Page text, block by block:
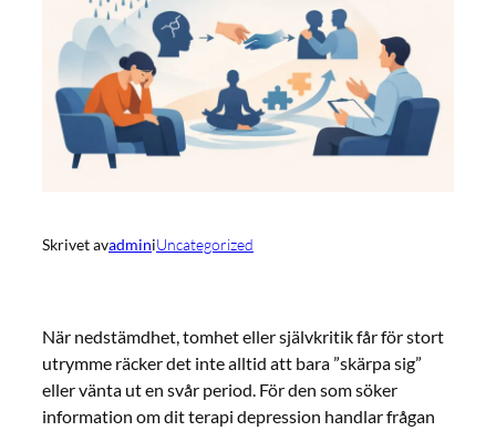
Skrivet avadminiUncategorized
När nedstämdhet, tomhet eller självkritik får för stort
utrymme räcker det inte alltid att bara ”skärpa sig”
eller vänta ut en svår period. För den som söker
information om dit terapi depression handlar frågan